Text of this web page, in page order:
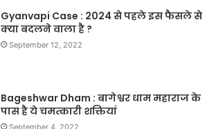
Gyanvapi Case : 2024 से पहले इस फैसले से
क्या बदलने वाला है ?
September 12, 2022
Bageshwar Dham : बागेश्वर धाम महाराज के
पास है ये चमत्कारी शक्तियां
September 4, 2022